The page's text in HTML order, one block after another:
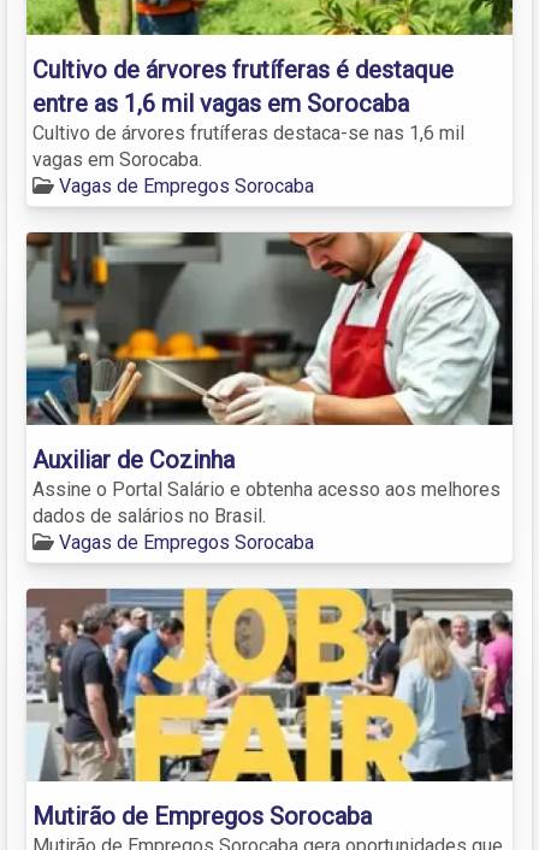
Cultivo de árvores frutíferas é destaque
entre as 1,6 mil vagas em Sorocaba
Cultivo de árvores frutíferas destaca-se nas 1,6 mil
vagas em Sorocaba.
Vagas de Empregos Sorocaba
Auxiliar de Cozinha
Assine o Portal Salário e obtenha acesso aos melhores
dados de salários no Brasil.
Vagas de Empregos Sorocaba
Mutirão de Empregos Sorocaba
Mutirão de Empregos Sorocaba gera oportunidades que